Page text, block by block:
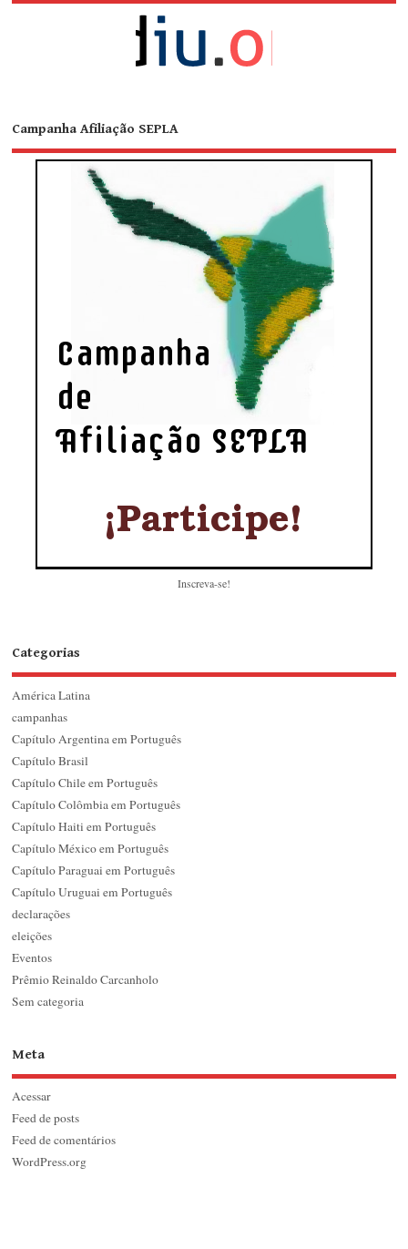
Campanha Afiliação SEPLA
Inscreva-se!
Categorias
América Latina
campanhas
Capítulo Argentina em Português
Capítulo Brasil
Capítulo Chile em Português
Capítulo Colômbia em Português
Capítulo Haiti em Português
Capítulo México em Português
Capítulo Paraguai em Português
Capítulo Uruguai em Português
declarações
eleições
Eventos
Prêmio Reinaldo Carcanholo
Sem categoria
Meta
Acessar
Feed de posts
Feed de comentários
WordPress.org